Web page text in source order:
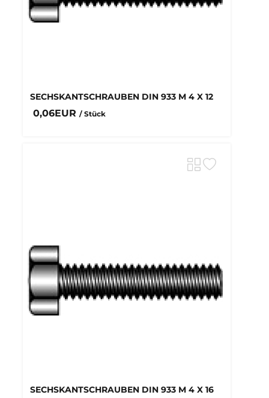
SECHSKANTSCHRAUBEN DIN 933 M 4 X 12
0,06EUR / Stück
SECHSKANTSCHRAUBEN DIN 933 M 4 X 16